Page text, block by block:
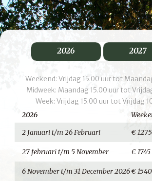
2026 2027
Weekend: Vrijdag 15.00 uur tot
Midweek: Maandag 15.00 uur tot
Week: Vrijdag 15.00 uur tot Vrijdag
2026
2 Januari t/m 26 Februari
€ 1275
27 februari t/m 5 November
€ 1745
6 November t/m 31 December 2026€ 1540